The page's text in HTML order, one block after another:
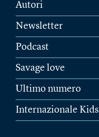
Autori
Newsletter
Podcast
Savage love
Ultimo numero
Internazionale Kids